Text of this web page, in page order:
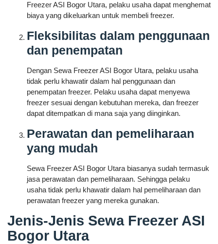
Freezer ASI Bogor Utara, pelaku usaha dapat menghemat
biaya yang dikeluarkan untuk membeli freezer.
Fleksibilitas dalam penggunaan
dan penempatan
Dengan Sewa Freezer ASI Bogor Utara, pelaku usaha
tidak perlu khawatir dalam hal penggunaan dan
penempatan freezer. Pelaku usaha dapat menyewa
freezer sesuai dengan kebutuhan mereka, dan freezer
dapat ditempatkan di mana saja yang diinginkan.
Perawatan dan pemeliharaan
yang mudah
Sewa Freezer ASI Bogor Utara biasanya sudah termasuk
jasa perawatan dan pemeliharaan. Sehingga pelaku
usaha tidak perlu khawatir dalam hal pemeliharaan dan
perawatan freezer yang mereka gunakan.
Jenis-Jenis Sewa Freezer ASI
Bogor Utara